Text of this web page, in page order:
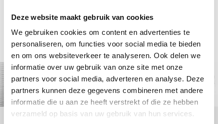
Deze website maakt gebruik van cookies
We gebruiken cookies om content en advertenties te
personaliseren, om functies voor social media te bieden
en om ons websiteverkeer te analyseren. Ook delen we
informatie over uw gebruik van onze site met onze
partners voor social media, adverteren en analyse. Deze
partners kunnen deze gegevens combineren met andere
informatie die u aan ze heeft verstrekt of die ze hebben
verzameld op basis van uw gebruik van hun services.
Kan ik eerst een trapleuning zien voor ik bestel?